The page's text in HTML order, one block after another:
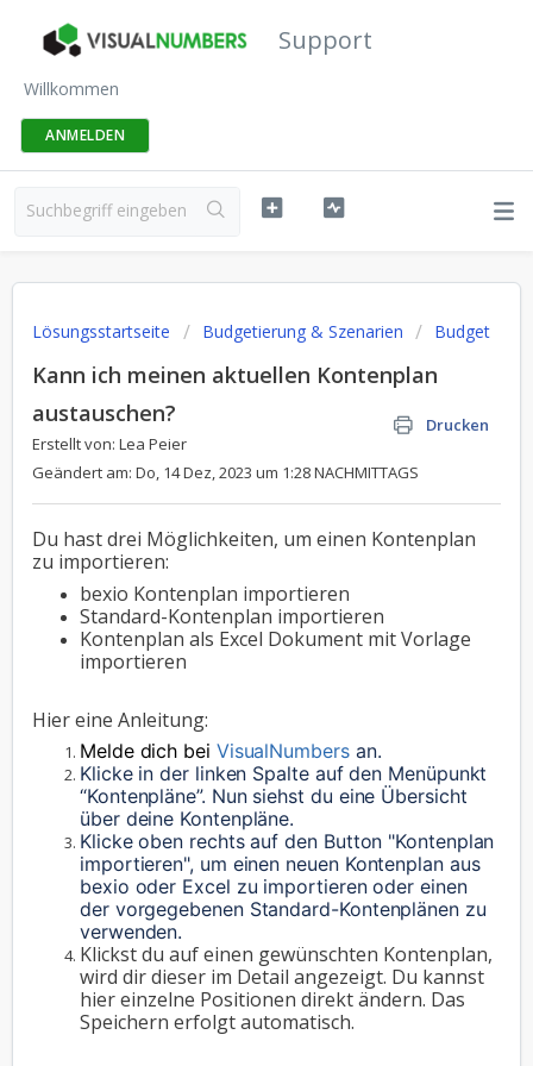
Support
Willkommen
ANMELDEN
Lösungsstartseite Budgetierung & Szenarien Budget
Kann ich meinen aktuellen Kontenplan
austauschen?
Drucken
Erstellt von: Lea Peier
Geändert am: Do, 14 Dez, 2023 um 1:28 NACHMITTAGS
Du hast drei Möglichkeiten, um einen Kontenplan
zu importieren:
bexio Kontenplan importieren
Standard-Kontenplan importieren
Kontenplan als Excel Dokument mit Vorlage
importieren
Hier eine Anleitung:
Melde dich bei VisualNumbers an.
Klicke in der linken Spalte auf den Menüpunkt
“Kontenpläne”. Nun siehst du eine Übersicht
über deine Kontenpläne.
Klicke oben rechts auf den Button "Kontenplan
importieren", um einen neuen Kontenplan aus
bexio oder Excel zu importieren oder einen
der vorgegebenen Standard-Kontenplänen zu
verwenden.
Klickst du auf einen gewünschten Kontenplan,
wird dir dieser im Detail angezeigt. Du kannst
hier einzelne Positionen direkt ändern. Das
Speichern erfolgt automatisch.